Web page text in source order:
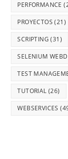
PERFORMANCE
PROYECTOS (21)
SCRIPTING (31)
SELENIUM
TEST
TUTORIAL (26)
WEBSERVICES